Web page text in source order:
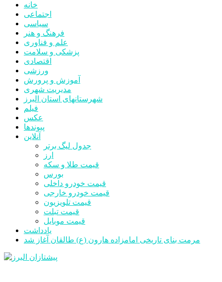
خانه
اجتماعی
سیاسی
فرهنگ و هنر
علم و فناوری
پزشکی و سلامت
اقتصادی
ورزشی
آموزش و پرورش
مدیریت شهری
شهرستانهای استان البرز
فیلم
عکس
پیوندها
آنلاین
جدول لیگ برتر
ارز
قیمت طلا و سکه
بورس
قیمت خودرو داخلی
قیمت خودرو خارجی
قیمت تلویزیون
قیمت تبلت
قیمت موبایل
یادداشت
مرمت بنای تاریخی امامزاده هارون (ع) طالقان آغاز شد